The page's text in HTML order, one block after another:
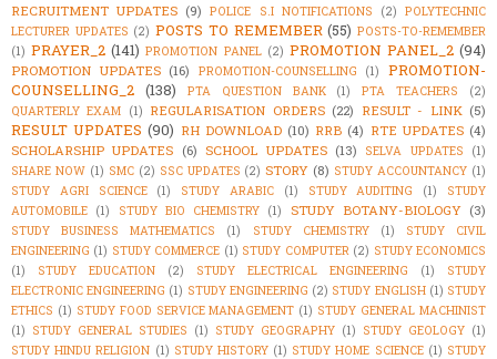
RECRUITMENT UPDATES (9) POLICE S.I NOTIFICATIONS (2) POLYTECHNIC
LECTURER UPDATES (2) POSTS TO REMEMBER (55) POSTS-TO-REMEMBER
(1) PRAYER_2 (141) PROMOTION PANEL (2) PROMOTION PANEL_2 (94)
PROMOTION UPDATES (16) PROMOTION-COUNSELLING (1)
PROMOTION-
COUNSELLING_2 (138) PTA QUESTION BANK (1) PTA TEACHERS
(2)
QUARTERLY EXAM (1) REGULARISATION ORDERS (22) RESULT - LINK (5)
RESULT UPDATES (90) RH DOWNLOAD (10) RRB (4) RTE UPDATES (4)
SCHOLARSHIP UPDATES (6) SCHOOL UPDATES (13) SELVA UPDATES
(1)
SHARE NOW (1) SMC (2) SSC UPDATES (2) STORY (8) STUDY ACCOUNTANCY (1)
STUDY AGRI SCIENCE
(1) STUDY ARABIC (1) STUDY AUDITING (1)
STUDY
AUTOMOBILE (1) STUDY BIO CHEMISTRY (1) STUDY BOTANY-BIOLOGY (3)
STUDY BUSINESS MATHEMATICS (1) STUDY CHEMISTRY (1)
STUDY CIVIL
ENGINEERING (1) STUDY COMMERCE (1) STUDY COMPUTER (2) STUDY ECONOMICS
(1)
STUDY EDUCATION (2) STUDY ELECTRICAL ENGINEERING (1)
STUDY
ELECTRONIC ENGINEERING (1) STUDY ENGINEERING (2) STUDY ENGLISH (1) STUDY
ETHICS (1) STUDY FOOD SERVICE MANAGEMENT (1) STUDY GENERAL MACHINIST
(1) STUDY GENERAL STUDIES (1) STUDY GEOGRAPHY (1) STUDY GEOLOGY (1)
STUDY HINDU RELIGION (1) STUDY HISTORY (1) STUDY HOME SCIENCE (1) STUDY